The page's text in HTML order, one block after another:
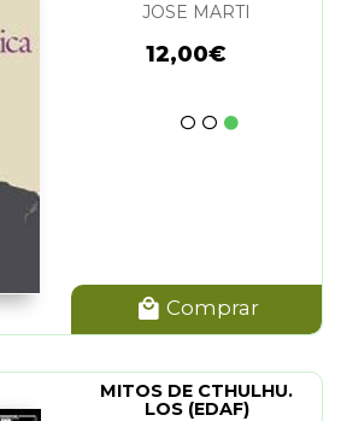
JOSE MARTI
12,00€
Comprar
MITOS DE CTHULHU.
LOS (EDAF)